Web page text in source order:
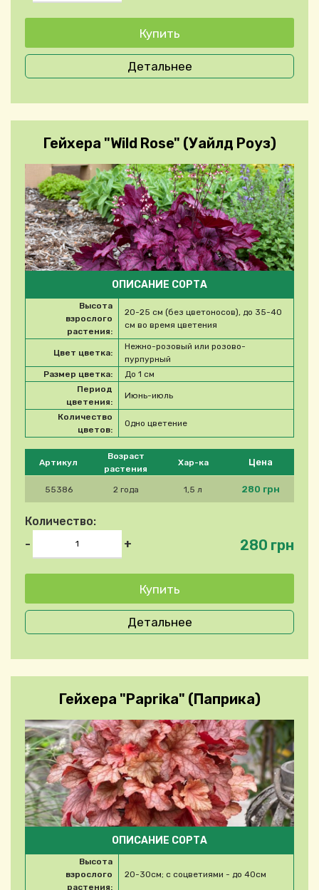
Детальнее
Гейхера "Wild Rose" (Уайлд Роуз)
Please select product
Артикул
Возраст
растения
Хар-ка Цена
55386 2 года 1,5 л 280 грн
Количество:
-
+ 280 грн
ОПИСАНИЕ СОРТА
Высота
взрослого
растения:
20-25 см (без цветоносов), до 35-40
см во время цветения
Цвет цветка:
Нежно-розовый или розово-
пурпурный
Размер цветка:
До 1 см
Период
цветения:
Июнь-июль
Количество
цветов:
Одно цветение
Детальнее
Гейхера "Paprika" (Паприка)
ОПИСАНИЕ СОРТА
Высота
взрослого
растения:
20-30см; с соцветиями - до 40см